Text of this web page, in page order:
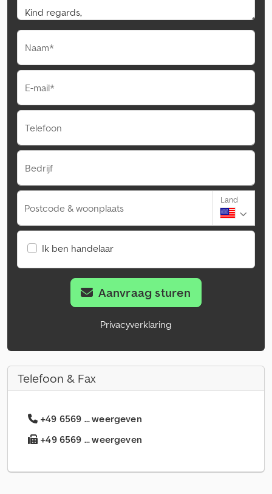
Naam*
E-mail*
Telefoon
Bedrijf
Postcode & woonplaats
Land
Ik ben handelaar
Aanvraag sturen
Privacyverklaring
Telefoon & Fax
+49 6569 ... weergeven
+49 6569 ... weergeven